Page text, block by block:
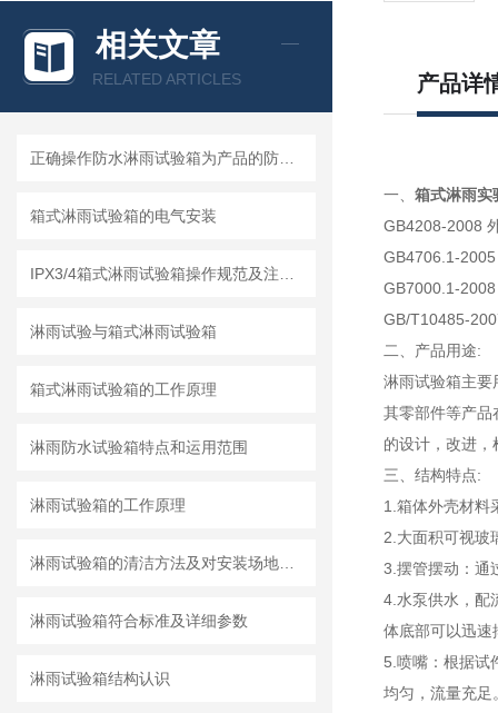
相关文章
RELATED ARTICLES
箱式淋雨试验箱的电气安装
淋雨试验与箱式淋雨试验箱
箱式淋雨试验箱的工作原理
淋雨防水试验箱特点和运用范围
淋雨试验箱的工作原理
淋雨试验箱符合标准及详细参数
淋雨试验箱结构认识
产品详
一、 箱式淋雨实
GB4208-2008
GB4706.1-
GB7000.1-
GB/T10485-
二、产品用途:
淋雨试验箱主要
其零部件等产品
的设计，改进
三、结构特点:
1.箱体外壳材料
2.大面积可视玻
3.摆管摆动：通
4.水泵供水，配
体底部可以迅速
5.喷嘴：根据试
均匀，流量充足